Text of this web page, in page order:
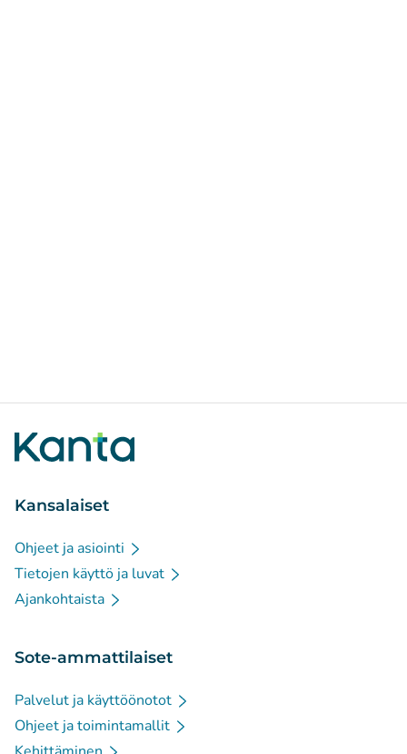
Kansalaiset
Ohjeet ja asiointi
Tietojen käyttö ja luvat
Ajankohtaista
Sote-ammattilaiset
Palvelut ja käyttöönotot
Ohjeet ja toimintamallit